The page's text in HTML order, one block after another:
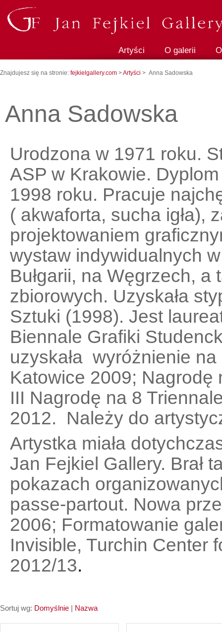
Artyści O galerii
Znajdujesz się na stronie: fejkielgallery.com >Artyści > Anna Sadowska
Anna Sadowska
Urodzona w 1971 roku.
ASP w Krakowie.
1998 roku. Pracuje
( akwaforta, sucha igła),
projektowaniem
wystaw indywidualnych
Bułgarii, na Węgrzech, a
zbiorowych. Uzyskała
Sztuki (1998). Jest
Biennale Grafiki
uzyskała wyróżnienie
Katowice 2009; Nagrodę
III Nagrodę na 8
2012. Należy do
Artystka miała
Jan Fejkiel Gallery. Brał
pokazach
passe-partout. Nowa
2006; Formatowanie
Invisible, Turchin Center
2012/13.
Sortuj wg: Domyślnie | Nazwa